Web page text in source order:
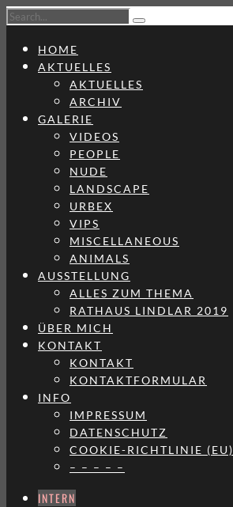
HOME
AKTUELLES
AKTUELLES
ARCHIV
GALERIE
VIDEOS
PEOPLE
NUDE
LANDSCAPE
URBEX
VIPS
MISCELLANEOUS
ANIMALS
AUSSTELLUNG
ALLES ZUM THEMA
RATHAUS LINDLAR 2019
ÜBER MICH
KONTAKT
KONTAKT
KONTAKTFORMULAR
INFO
IMPRESSUM
DATENSCHUTZ
COOKIE-RICHTLINIE (EU)
– – – – –
INTERN